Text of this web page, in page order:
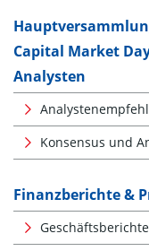
Capital Market
Analysten
Konsensus und
Finanzberichte &